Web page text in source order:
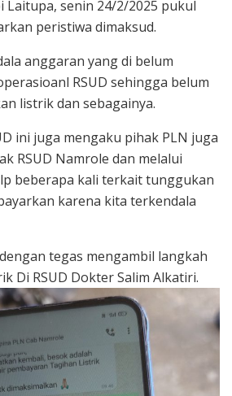
Laitupa, senin 24/2/2025 pukul
peristiwa dimaksud.
anggaran yang di belum
RSUD sehingga belum
listrik dan sebagainya.
ini juga mengaku pihak PLN juga
RSUD Namrole dan melalui
beberapa kali terkait tunggukan
karena kita terkendala
tegas mengambil langkah
Di RSUD Dokter Salim Alkatiri.